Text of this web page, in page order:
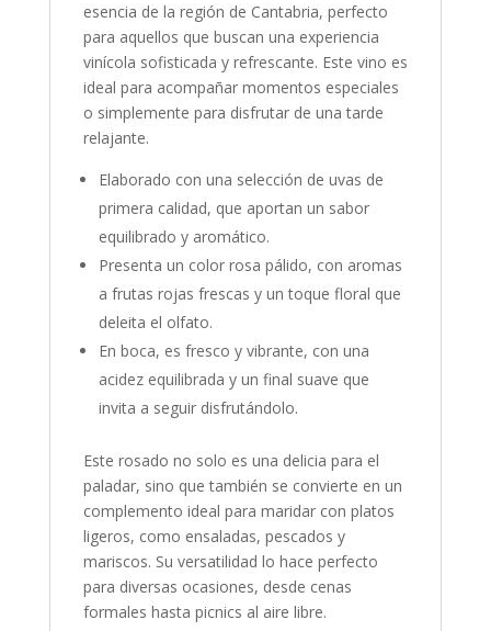
esencia de la región de Cantabria, perfecto
para aquellos que buscan una experiencia
vinícola sofisticada y refrescante. Este vino es
ideal para acompañar momentos especiales
o simplemente para disfrutar de una tarde
relajante.
Elaborado con una selección de uvas de
primera calidad, que aportan un sabor
equilibrado y aromático.
Presenta un color rosa pálido, con aromas
a frutas rojas frescas y un toque floral que
deleita el olfato.
En boca, es fresco y vibrante, con una
acidez equilibrada y un final suave que
invita a seguir disfrutándolo.
Este rosado no solo es una delicia para el
paladar, sino que también se convierte en un
complemento ideal para maridar con platos
ligeros, como ensaladas, pescados y
mariscos. Su versatilidad lo hace perfecto
para diversas ocasiones, desde cenas
formales hasta picnics al aire libre.